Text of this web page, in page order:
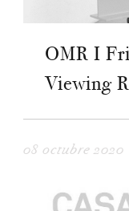
OMR I
Viewing
08 octubre 2020